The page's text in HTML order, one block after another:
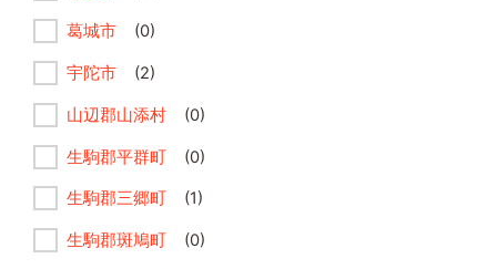
葛城市 (0)
宇陀市 (2)
山辺郡山添村 (0)
生駒郡平群町 (0)
生駒郡三郷町 (1)
生駒郡斑鳩町 (0)